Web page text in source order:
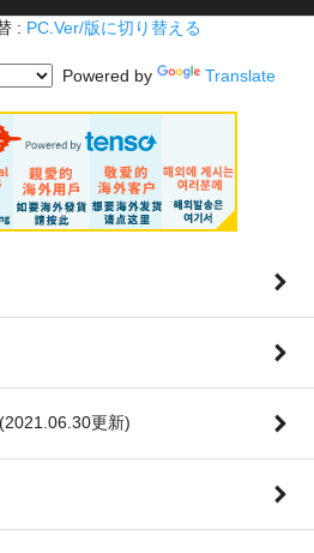
: PC.Ver/版に切り替える
Powered by Translate
更新)